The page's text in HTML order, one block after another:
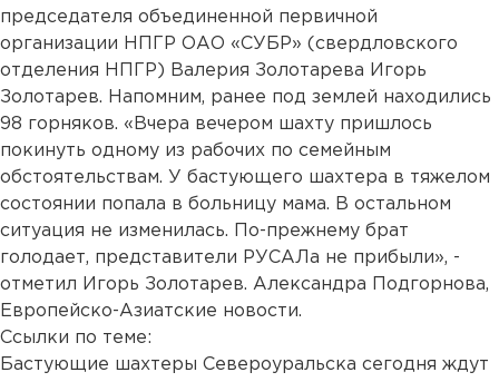
председателя объединенной первичной
организации НПГР ОАО «СУБР» (свердловского
отделения НПГР) Валерия Золотарева Игорь
Золотарев. Напомним, ранее под землей находились
98 горняков. «Вчера вечером шахту пришлось
покинуть одному из рабочих по семейным
обстоятельствам. У бастующего шахтера в тяжелом
состоянии попала в больницу мама. В остальном
ситуация не изменилась. По-прежнему брат
голодает, представители РУСАЛа не прибыли», -
отметил Игорь Золотарев. Александра Подгорнова,
Европейско-Азиатские новости.
Ссылки по теме:
Бастующие шахтеры Североуральска сегодня ждут